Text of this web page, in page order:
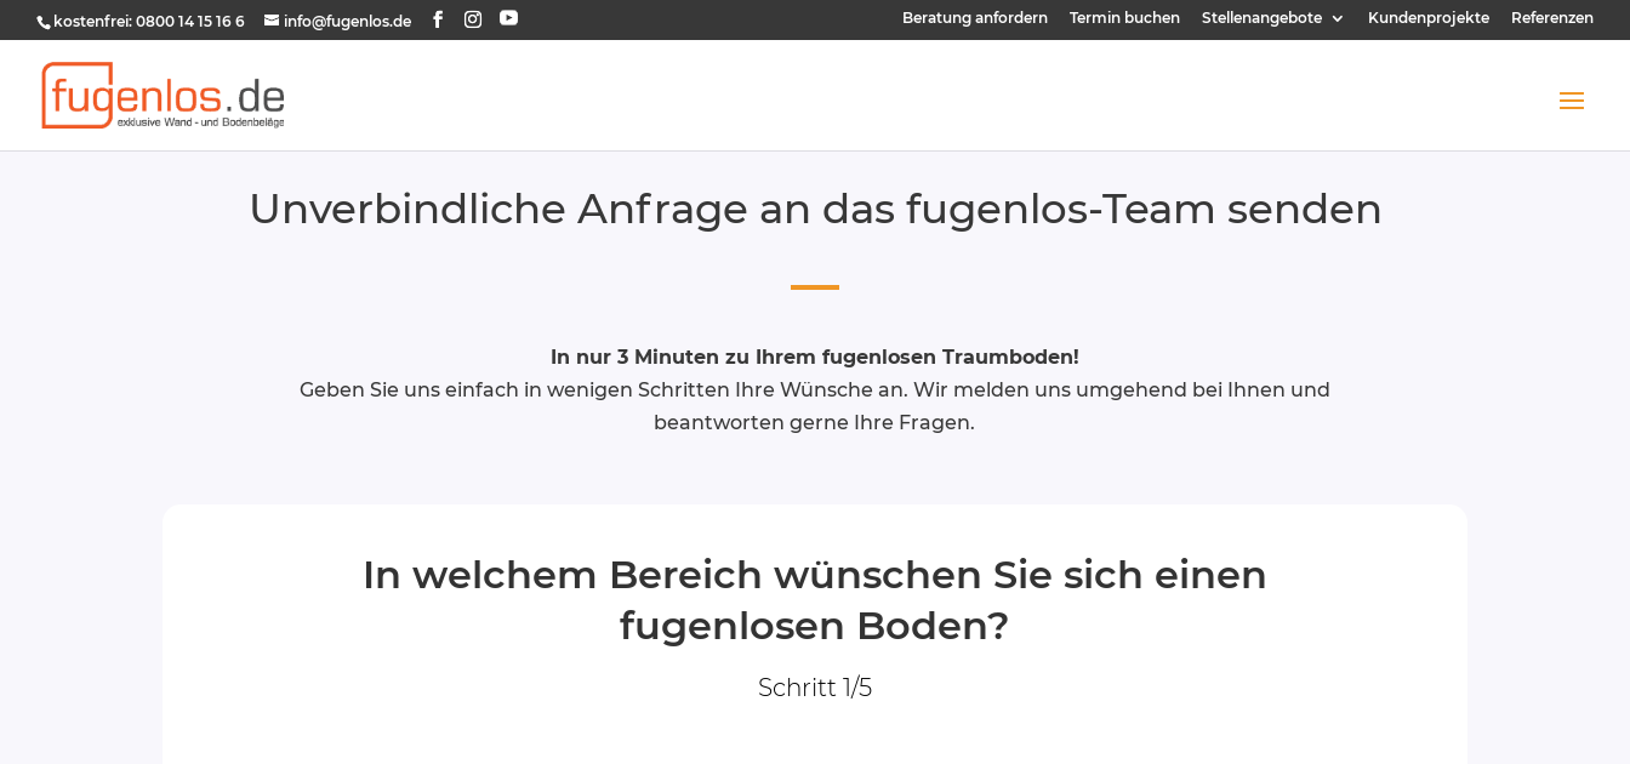
kostenfrei: 0800 14 15 16 6 info@fugenlos.de Beratung anfordern Termin buchen Stellenangebote Kundenprojekte Referenzen
Unverbindliche Anfrage an das fugenlos-Team senden
In nur 3 Minuten zu Ihrem fugenlosen Traumboden!
Geben Sie uns einfach in wenigen Schritten Ihre Wünsche an. Wir melden uns umgehend bei Ihnen und
beantworten gerne Ihre Fragen.
In welchem Bereich wünschen Sie sich einen
fugenlosen Boden?
Schritt 1/5